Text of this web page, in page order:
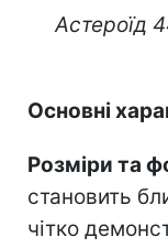
Астероїд
Основні
Розміри та
становить
чітко